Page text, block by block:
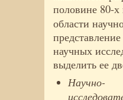
половине 80-х
области
научных
выделить ее
Научно-